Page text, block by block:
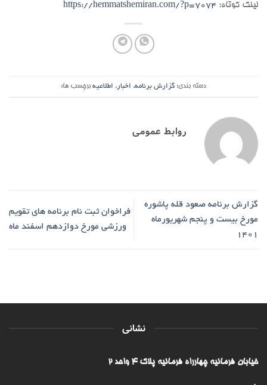
لینک کوتاه: https://hemmatshemiran.com/?p=7074
دسته بندی: گزارش برنامه, اخبار , اطلاعیه برچسب ها:
روابط عمومی
گزارش برنامه صعود قله پاشوره
مورخ بیست و پنجم شهریورماه
1401
فراخوان ثبت نام برنامه های تقویم
ورزشی مورخ دوازدهم اسفند ماه
نشانی
خیابان فرمانیه چهارراه فرمانیه پلاک ۴ واحد ۲